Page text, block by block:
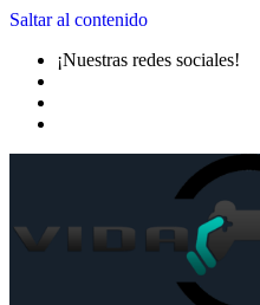
Saltar al contenido
¡Nuestras redes sociales!